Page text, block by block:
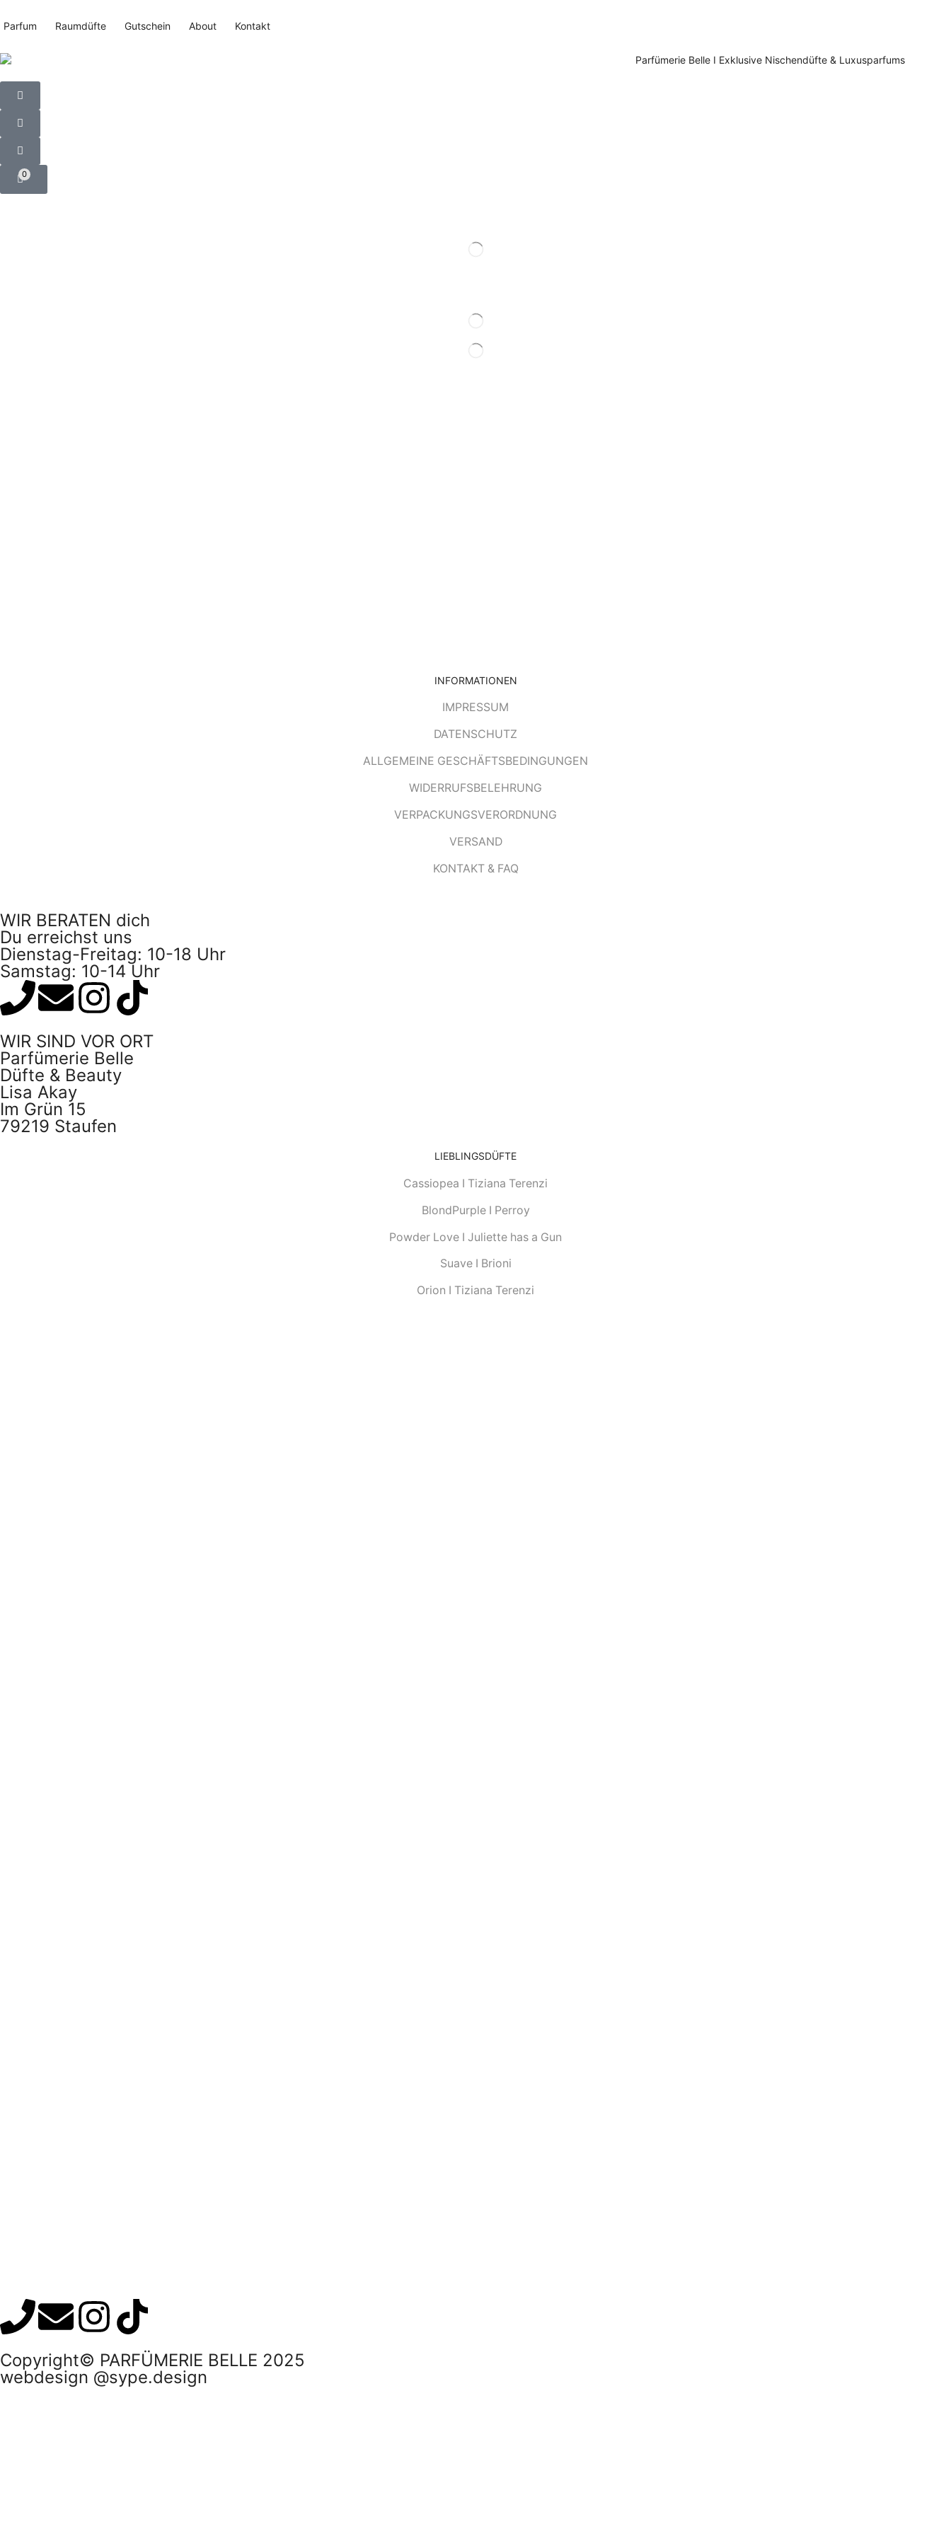
Parfum Raumdüfte Gutschein About Kontakt
0
INFORMATIONEN
IMPRESSUM
DATENSCHUTZ
ALLGEMEINE GESCHÄFTSBEDINGUNGEN
WIDERRUFSBELEHRUNG
VERPACKUNGSVERORDNUNG
VERSAND
KONTAKT & FAQ
WIR BERATEN dich
Du erreichst uns
Dienstag-Freitag: 10-18 Uhr
Samstag: 10-14 Uhr
WIR SIND VOR ORT
Parfümerie Belle
Düfte & Beauty
Lisa Akay
Im Grün 15
79219 Staufen
LIEBLINGSDÜFTE
Cassiopea I Tiziana Terenzi
BlondPurple I Perroy
Powder Love I Juliette has a Gun
Suave I Brioni
Orion I Tiziana Terenzi
Copyright© PARFÜMERIE BELLE 2025
webdesign @sype.design